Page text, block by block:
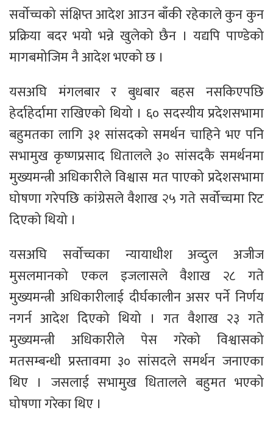
सर्वाेच्चको संक्षिप्त आदेश आउन बाँकी रहेकाले कुन कुन
प्रक्रिया बदर भयो भन्ने खुलेको छैन । यद्यपि पाण्डेको
मागबमोजिम नै आदेश भएको छ ।
यसअघि मंगलबार र बुधबार बहस नसकिएपछि
हेर्दाहेर्दामा राखिएको थियो । ६० सदस्यीय प्रदेशसभामा
बहुमतका लागि ३१ सांसदको समर्थन चाहिने भए पनि
सभामुख कृष्णप्रसाद धितालले ३० सांसदकै समर्थनमा
मुख्यमन्त्री अधिकारीले विश्वास मत पाएको प्रदेशसभामा
घोषणा गरेपछि कांग्रेसले वैशाख २५ गते सर्वोच्चमा रिट
दिएको थियो ।
यसअघि सर्वाेच्चका न्यायाधीश अव्दुल अजीज
मुसलमानको एकल इजलासले वैशाख २८ गते
मुख्यमन्त्री अधिकारीलाई दीर्घकालीन असर पर्ने निर्णय
नगर्न आदेश दिएको थियो । गत वैशाख २३ गते
मुख्यमन्त्री अधिकारीले पेस गरेको विश्वासको
मतसम्बन्धी प्रस्तावमा ३० सांसदले समर्थन जनाएका
थिए । जसलाई सभामुख धितालले बहुमत भएको
घोषणा गरेका थिए ।